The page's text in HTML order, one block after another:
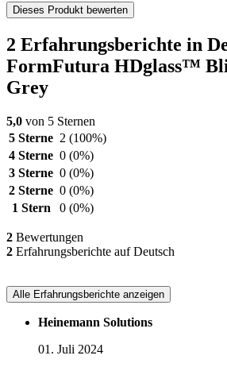
Dieses Produkt bewerten
2 Erfahrungsberichte in
FormFutura HDglass™
Grey
5,0 von 5 Sternen
5 Sterne 2 (100%)
4 Sterne 0 (0%)
3 Sterne 0 (0%)
2 Sterne 0 (0%)
1 Stern
0 (0%)
2 Bewertungen
2 Erfahrungsberichte auf Deutsch
Alle Erfahrungsberichte anzeigen
Heinemann Solutions
01. Juli 2024